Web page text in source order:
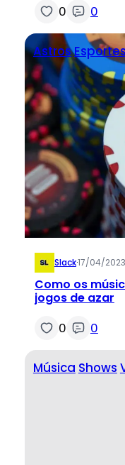
0 0
Astros
Slack·17/04/2023
Como os
jogos de azar
0 0
Música Shows